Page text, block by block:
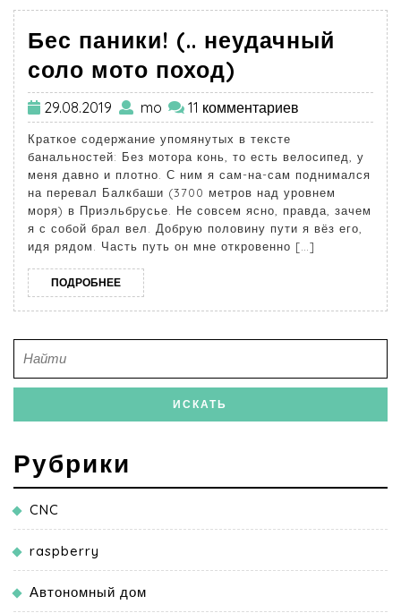
Бес паники! (.. неудачный
соло мото поход)
29.08.2019 mo 11 комментариев
Краткое содержание упомянутых в тексте
банальностей: Без мотора конь, то есть велосипед, у
меня давно и плотно. С ним я сам-на-сам поднимался
на перевал Балкбаши (3700 метров над уровнем
моря) в Приэльбрусье. Не совсем ясно, правда, зачем
я с собой брал вел. Добрую половину пути я вёз его,
идя рядом. Часть путь он мне откровенно […]
ПОДРОБНЕЕ
Рубрики
CNC
raspberry
Автономный дом